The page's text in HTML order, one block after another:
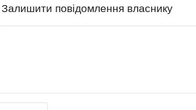
Залишити повідомлення власнику